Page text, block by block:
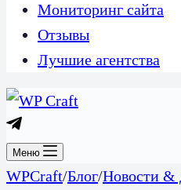
Мониторинг сайта
Отзывы
Лучшие агентства
Меню
WPCraft/Блог/Новости &